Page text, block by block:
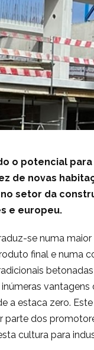
o potencial
de novas
setor da
e europeu.
se numa
final e numa
a estaca zero.
dos
cultura para